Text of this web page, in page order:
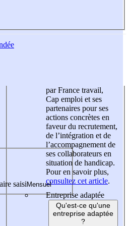
saisi
par France travail,
Cap emploi et ses
partenaires pour ses
actions concrètes en
faveur du recrutement,
de l’intégration et de
l’accompagnement de
ses collaborateurs en
situation de handicap.
Pour en savoir plus,
consultez cet article.
Entreprise adaptée
Qu'est-ce qu'une
entreprise adaptée
?